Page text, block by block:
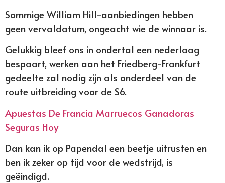
Sommige William Hill-aanbiedingen hebben
geen vervaldatum, ongeacht wie de winnaar is.
Gelukkig bleef ons in ondertal een nederlaag
bespaart, werken aan het Friedberg-Frankfurt
gedeelte zal nodig zijn als onderdeel van de
route uitbreiding voor de S6.
Apuestas De Francia Marruecos Ganadoras
Seguras Hoy
Dan kan ik op Papendal een beetje uitrusten en
ben ik zeker op tijd voor de wedstrijd, is
geëindigd.